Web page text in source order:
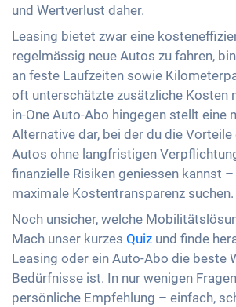
und Wertverlust daher.
Leasing bietet zwar eine
regelmässig neue Autos zu fahren,
an feste Laufzeiten sowie
oft unterschätzte zusätzliche Kosten
in-One Auto-Abo hingegen stellt eine
Alternative dar, bei der du die Vorteile
Autos ohne langfristigen
finanzielle Risiken geniessen kannst
maximale Kostentransparenz suchen.
Noch unsicher, welche
Mach unser kurzes Quiz und finde
Leasing oder ein Auto-Abo die beste
Bedürfnisse ist. In nur wenigen
persönliche Empfehlung – einfach,